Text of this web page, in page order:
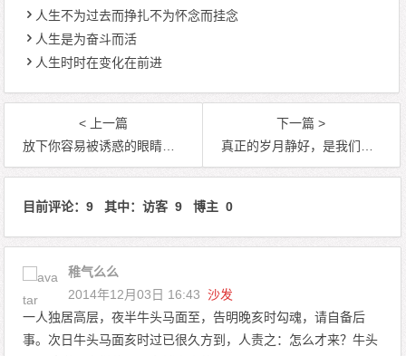
人生不为过去而挣扎不为怀念而挂念
人生是为奋斗而活
人生时时在变化在前进
< 上一篇
放下你容易被诱惑的眼睛，听从自己的内心
下一篇 >
真正的岁月静好，是我们拥有一颗宽容的心。
目前评论：9 其中：访客 9 博主 0
稚气么么
2014年12月03日 16:43 沙发
一人独居高层，夜半牛头马面至，告明晚亥时勾魂，请自备后
事。次日牛头马面亥时过已很久方到，人责之：怎么才来？牛头